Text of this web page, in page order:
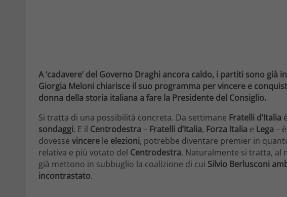
A ‘cadavere’ del Governo Draghi ancora caldo, i partiti sono già
Giorgia Meloni chiarisce il suo programma per vincere e
donna della storia italiana a fare la Presidente del Consiglio.
Si tratta di una possibilità concreta. Da settimane Fratelli d’Italia
sondaggi. E il Centrodestra – Fratelli d’Italia, Forza Italia e Lega –
dovesse vincere le elezioni, potrebbe diventare premier in
relativa e più votato del Centrodestra. Naturalmente si tratta, al
già mettono in subbuglio la coalizione di cui Silvio Berlusconi
incontrastato.